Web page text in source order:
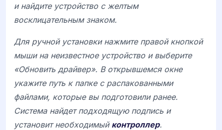
и найдите устройство с желтым
восклицательным знаком.
Для ручной установки нажмите правой кнопкой
мыши на неизвестное устройство и выберите
«Обновить драйвер». В открывшемся окне
укажите путь к папке с распакованными
файлами, которые вы подготовили ранее.
Система найдет подходящую подпись и
установит необходимый контроллер.